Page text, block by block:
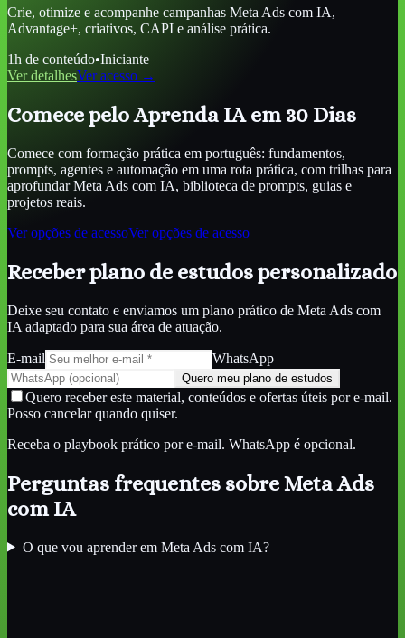
Crie, otimize e acompanhe campanhas Meta Ads com IA,
Advantage+, criativos, CAPI e análise prática.
1h de conteúdo•Iniciante
Ver detalhesVer acesso →
Comece pelo Aprenda IA em 30 Dias
Comece com formação prática em português: fundamentos,
prompts, agentes e automação em uma rota prática, com trilhas para
aprofundarMeta Ads com IA, biblioteca de prompts, guias e
projetos reais.
Ver opções de acessoVer opções de acesso
Receber plano de estudos personalizado
Deixe seu contato e enviamos um plano prático de Meta Ads com
IA adaptado para sua área de atuação.
E-mail WhatsApp
Quero meu plano de estudos
Quero receber este material, conteúdos e ofertas úteis por e-mail.
Posso cancelar quando quiser.
Receba o playbook prático por e-mail. WhatsApp é opcional.
Perguntas frequentes sobreMeta Ads
com IA
O que vou aprender em Meta Ads com IA?